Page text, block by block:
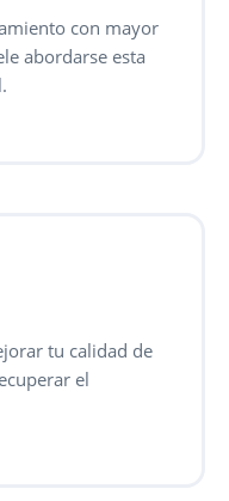
con mayor
abordarse esta
tu calidad de
el